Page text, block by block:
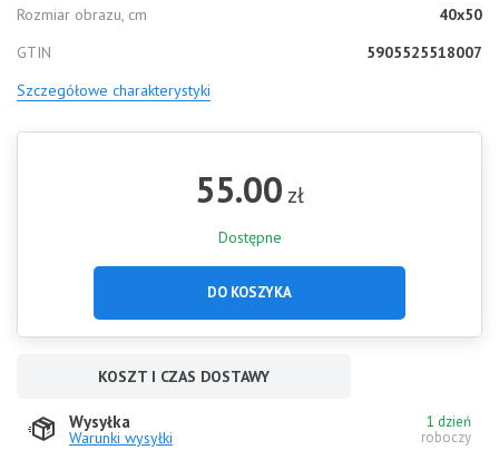
Rozmiar obrazu, cm
40x50
GTIN
5905525518007
Szczegółowe charakterystyki
55.00 zł
Dostępne
DO KOSZYKA
KOSZT I CZAS DOSTAWY
Wysyłka
Warunki wysyłki
1 dzień
roboczy